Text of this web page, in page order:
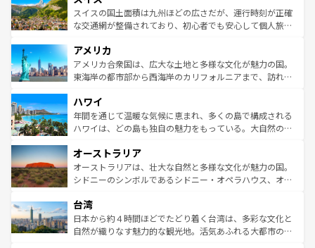
きるだろう。 なお、新着のフランス情報はコンテンツ一覧
を参照してほしい。
ドイツ情報はコンテンツ一覧を参照してほしい。
ティー、ビール好きにはたまらない英国パブ、サッカー観
戦など、本場だからこそできる体験も豊富。イギリスを旅
ンツ一覧を参照してほしい。
スイスの国土面積は九州ほどの広さだが、運行時刻が正確
な交通網が整備されており、初心者でも安心して個人旅行
の建物がそのまま残る町や、スイスならではのユニークな
博物館もあり、アルプス観光だけでなく町歩きも満喫する
ことができる。国民の所得が高いため物価も高いが、旅行
ば市内交通費無料で観光を楽しむこともできる。 なお、新
着のスイス情報はコンテンツ一覧 を参照してほしい。
アメリカ
アメリカ合衆国は、広大な土地と多様な文化が魅力の国。
東海岸の都市部から西海岸のカリフォルニアまで、訪れる
のような巨大都市は、観光、ショッピング、エンターテイ
ンメントが詰まった刺激的なスポットだ。一方、アメリカ
西部には大自然が広がり、グランドキャニオンやイエロー
部のニューオーリンズでは、音楽と美食が融合した独特の
文化が魅力。旅行者はアメリカの各地域で異なる魅力を楽
しみながら、その多様性と豊かな歴史を感じることができ
ならではの贅沢な旅のスタイルだ。 なお、新着のアメリカ
情報はコンテンツ一覧を参照してほしい。
ハワイ
年間を通じて温暖な気候に恵まれ、多くの島で構成される
ハワイは、どの島も独自の魅力をもっている。大自然の神
ワイ島は見逃せない。また、定番の観光地といえばオアフ
島だが、静かな自然を求めるならマウイ島やカウアイ島が
おすすめ。エメラルドグリーンに輝く海をはじめ、豊かな
れるおもてなしの心で訪れる人々を迎えてくれるハワイの
人々、おいしいローカルフードやハワイアンミュージッ
ク、伝統的なフラダンスなど、すべてがハワイの魅力を彩
オーストラリア
オーストラリアは、壮大な自然と多様な文化が魅力の国。
シドニーのシンボルであるシドニー・オペラハウス、オー
リアリーフや大陸中央部にそびえるウルル（エアーズロッ
ク）、タスマニアの美しい原生林やケアンズの熱帯雨林な
ど、見どころがたくさん。また、カフェやワイン、オージ
台湾
日本から約４時間ほどでたどり着く台湾は、多彩な文化と
自然が織りなす魅力的な観光地。活気あふれる大都市の台